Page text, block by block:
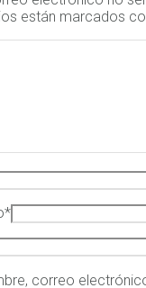
están marcados
*
correo